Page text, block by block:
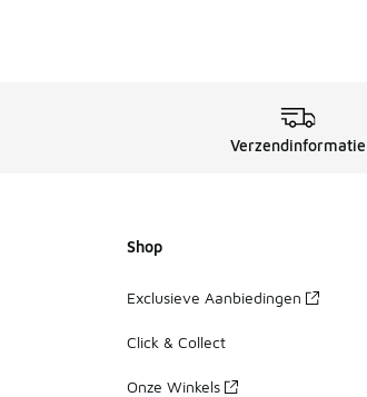
Verzendinformatie
Shop
Exclusieve Aanbiedingen
Click & Collect
Onze Winkels